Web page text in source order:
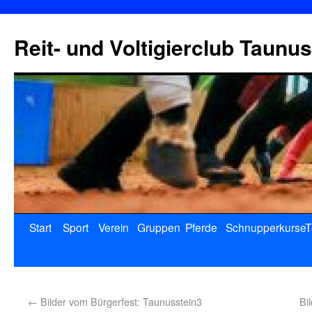
Reit- und Voltigierclub
Start Sport Verein Gruppen Pferde Schnupperkurse
← Bilder vom Bürgerfest: Taunusstein3